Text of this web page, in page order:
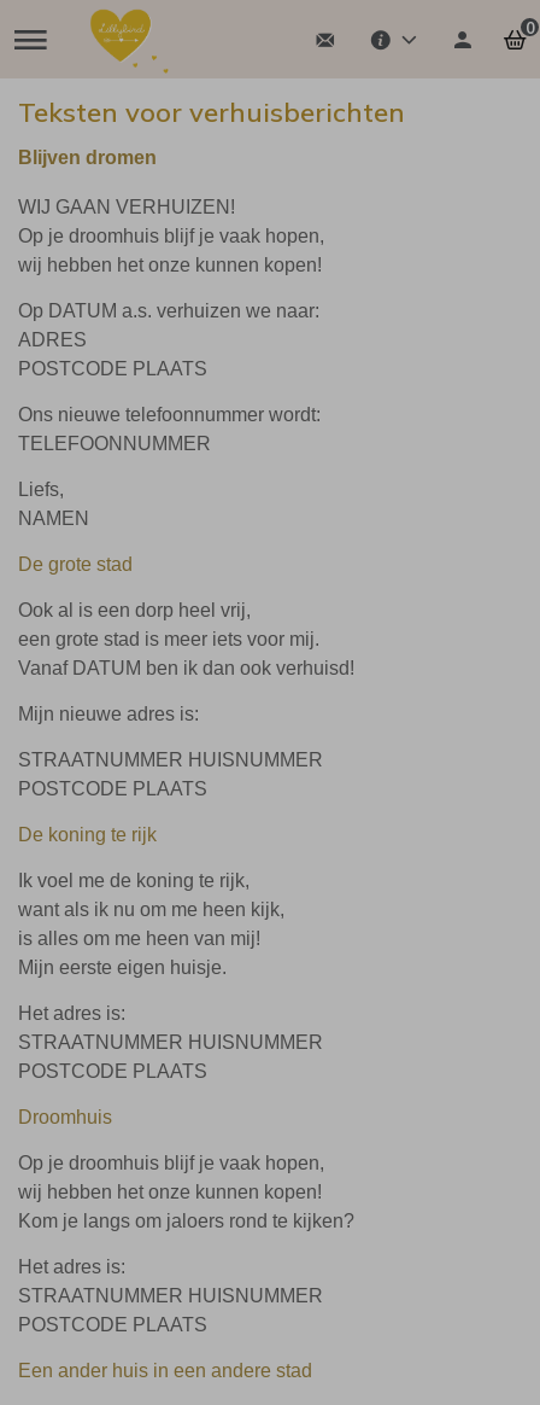
0
Teksten voor verhuisberichten
Blijven dromen
WIJ GAAN VERHUIZEN!
Op je droomhuis blijf je vaak hopen,
wij hebben het onze kunnen kopen!
Op DATUM a.s. verhuizen we naar:
ADRES
POSTCODE PLAATS
Ons nieuwe telefoonnummer wordt:
TELEFOONNUMMER
Liefs,
NAMEN
De grote stad
Ook al is een dorp heel vrij,
een grote stad is meer iets voor mij.
Vanaf DATUM ben ik dan ook verhuisd!
Mijn nieuwe adres is:
STRAATNUMMER HUISNUMMER
POSTCODE PLAATS
De koning te rijk
Ik voel me de koning te rijk,
want als ik nu om me heen kijk,
is alles om me heen van mij!
Mijn eerste eigen huisje.
Het adres is:
STRAATNUMMER HUISNUMMER
POSTCODE PLAATS
Droomhuis
Op je droomhuis blijf je vaak hopen,
wij hebben het onze kunnen kopen!
Kom je langs om jaloers rond te kijken?
Het adres is:
STRAATNUMMER HUISNUMMER
POSTCODE PLAATS
Een ander huis in een andere stad